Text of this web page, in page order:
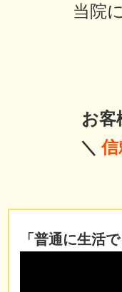
当院
お客
＼信
「普通に生活